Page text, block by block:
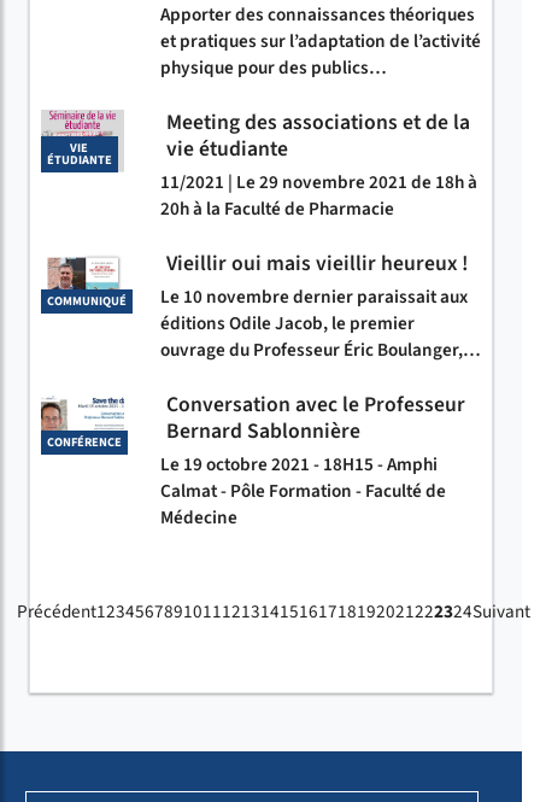
Apporter des connaissances théoriques
et pratiques sur l’adaptation de l’activité
physique pour des publics…
VIE
ÉTUDIANTE
Meeting des associations et de la
vie étudiante
11/2021 | Le 29 novembre 2021 de 18h à
20h à la Faculté de Pharmacie
COMMUNIQUÉ
Vieillir oui mais vieillir heureux !
Le 10 novembre dernier paraissait aux
éditions Odile Jacob, le premier
ouvrage du Professeur Éric Boulanger,…
CONFÉRENCE
Conversation avec le Professeur
Bernard Sablonnière
Le 19 octobre 2021 - 18H15 - Amphi
Calmat - Pôle Formation - Faculté de
Médecine
Précédent123456789101112131415161718192021222324Suivant